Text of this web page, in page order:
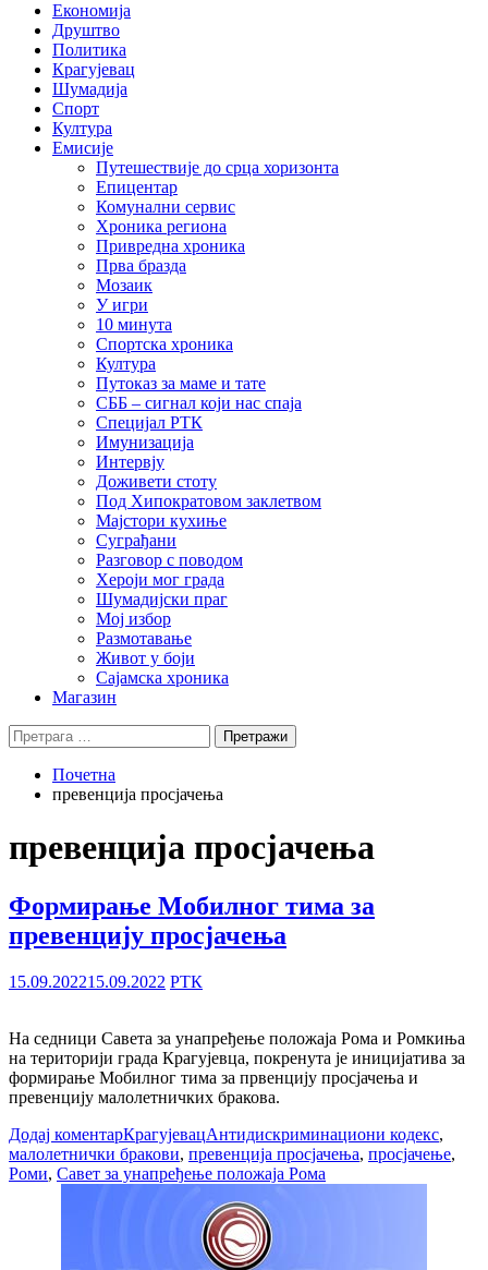
Економија
Друштво
Политика
Крагујевац
Шумадија
Спорт
Култура
Емисије
Путешествије до срца хоризонта
Епицентар
Комунални сервис
Хроника региона
Привредна хроника
Прва бразда
Мозаик
У игри
10 минута
Спортска хроника
Култура
Путоказ за маме и тате
СББ – сигнал који нас спаја
Специјал РТК
Имунизација
Интервју
Доживети стоту
Под Хипократовом заклетвом
Мајстори кухиње
Суграђани
Разговор с поводом
Хероји мог града
Шумадијски праг
Мој избор
Размотавање
Живот у боји
Сајамска хроника
Магазин
Претрага
за:
Почетна
превенција просјачења
превенција просјачења
Формирање Мобилног тима за
превенцију просјачења
15.09.202215.09.2022 РТК
На седници Савета за унапређење положаја Рома и Ромкиња
на територији града Крагујевца, покренута је иницијатива за
формирање Мобилног тима за првенцију просјачења и
превенцију малолетничких бракова.
Додај коментарКрагујевацАнтидискриминациони кодекс,
малолетнички бракови, превенција просјачења, просјачење,
Роми, Савет за унапређење положаја Рома